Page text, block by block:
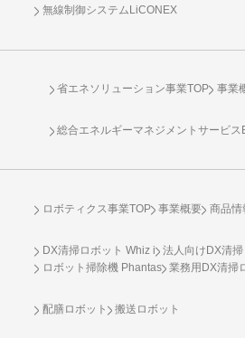
無線制御システム LiCONEX
省エネソリューション事業TOP 事業
総合エネルギーマネジメントサービ
ロボティクス事業TOP 事業概要 商品情
DX清掃ロボット Whiz i
法人向けDX清
ロボット掃除機 Phantas
業務用DX清掃
配膳ロボット 搬送ロボット